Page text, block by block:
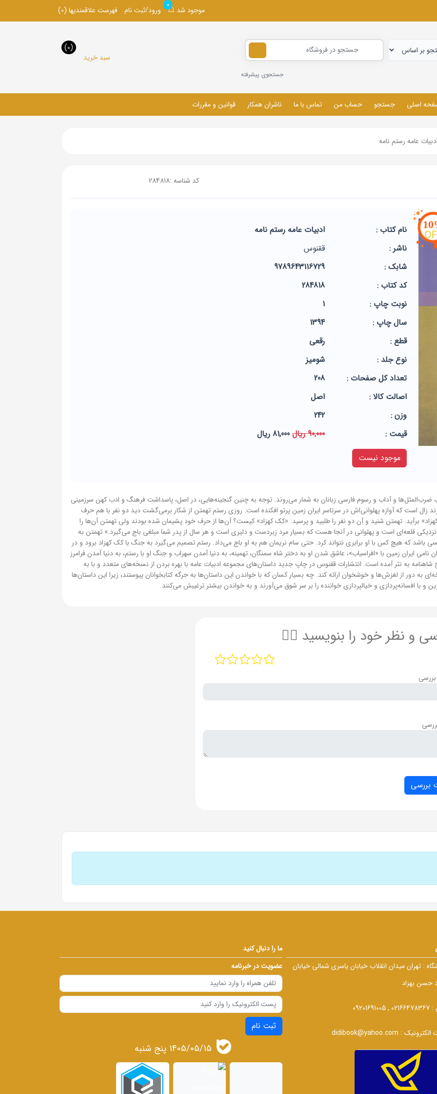
موجود شد
0
ورود/ثبت نام فهرست علاقمندیها (0)
جستجوی پیشرفته
سبد خرید
(0)
اصلی جستجو حساب من تماس با ما ناشران همکار قوانین و مقررات
عامه رستم نامه
کد شناسه :284818
نام کتاب :
ادبیات عامه رستم نامه
ناشر :
ققنوس
شابک :
9789643116729
کد کتاب :
284818
نوبت چاپ :
1
سال چاپ :
1394
قطع :
رقعی
نوع جلد :
شومیز
تعداد کل صفحات :
208
اصالت کالا :
اصل
وزن :
242
قيمت :
90,000 ریال
81,000 ریال
موجود نیست
ضرب‌المثل‌ها و آداب و رسوم فارسی زبانان به شمار می‌روند. توجه به چنین گنجینه‌هایی، در اصل، پاسداشت فرهنگ و ادب کهن سرزمینی
زال است که آوازه پهلوانی‌اش در سرتاسر ایران زمین پرتو افکنده است. روزی رستم تهمتن از شکار برمی‌گشت دید دو نفر با هم حرف
برآید. تهمتن شنید و آن دو نفر را طلبید و پرسید: «کک کهزاد» کیست؟ آن‌ها از حرف خود پشیمان شده بودند ولی تهمتن آن‌ها را
قلعه‌ای است و پهلوانی در آنجا هست که بسیار مرد زبردست و دلیری است و هر سال از پدر شما مبلغی باج می‌گیرد.» تهمتن به
که هیچ کس با او برابری نتواند کرد. حتی سام نریمان هم به او باج می‌داد. رستم تصمیم می‌گیرد به جنگ با کک کهزاد برود و در
نامی ایران زمین با «افراسیاب»، عاشق شدن او به دختر شاه سمنگان، تهمینه، به دنیا آمدن سهراب و جنگ او با رستم، به دنیا آمدن فرامرز
به نثر آمده است. انتشارات ققنوس در چاپ جدید داستان‌های مجموعه ادبیات عامه با بهره بردن از نسخه‌های متعدد و با به
دور از لغزش‌ها و خوشخوان ارائه کند. چه بسیار کسان که با خواندن این داستان‌ها به جرگه کتابخوانان پیوستند، زیرا این داستان‌ها
و با افسانه‌پردازی و خیالپردازی خواننده را بر سر شوق می‌آورند و به خواندن بیشتر ترغیبش می‌کنند.
و نظر خود را بنویسید ✍🏻
: تهران میدان انقلاب خیابان یاسری شمالی خیابان
حسن بهزاد
:
02166478367 , 09201691005
:
didibook@yahoo.com
ما را دنبال کنید
عضویت در خبرنامه
ثبت نام
1405/05/15 پنج شنبه